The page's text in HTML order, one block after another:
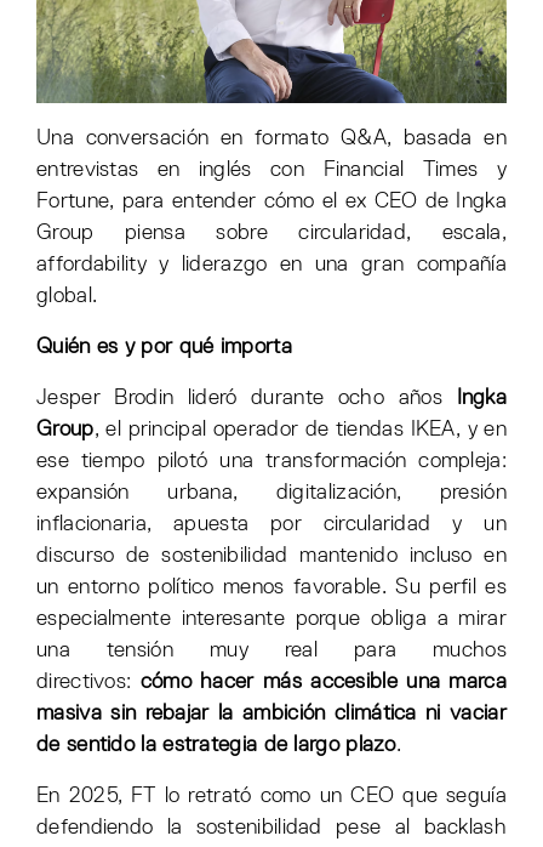
Una conversación en formato Q&A, basada en
entrevistas en inglés con Financial Times y
Fortune, para entender cómo el ex CEO de Ingka
Group piensa sobre circularidad, escala,
affordability y liderazgo en una gran compañía
global.
Quién es y por qué importa
Jesper Brodin lideró durante ocho años
Ingka
Group, el principal operador de tiendas IKEA, y en
ese tiempo pilotó una transformación compleja:
expansión urbana, digitalización, presión
inflacionaria, apuesta por circularidad y un
discurso de sostenibilidad mantenido incluso en
un entorno político menos favorable. Su perfil es
especialmente interesante porque obliga a mirar
una tensión muy real para muchos
directivos: cómo hacer más accesible una marca
masiva sin rebajar la ambición climática ni vaciar
de sentido la estrategia de largo plazo.
En 2025, FT lo retrató como un CEO que seguía
defendiendo la sostenibilidad pese al backlash